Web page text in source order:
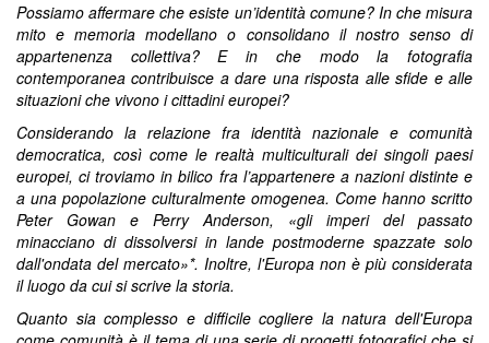
Possiamo affermare che esiste un’identità comune? In che misura
mito e memoria modellano o consolidano il nostro senso di
appartenenza collettiva? E in che modo la fotografia
contemporanea contribuisce a dare una risposta alle sfide e alle
situazioni che vivono i cittadini europei?
Considerando la relazione fra identità nazionale e comunità
democratica, così come le realtà multiculturali dei singoli paesi
europei, ci troviamo in bilico fra l’appartenere a nazioni distinte e
a una popolazione culturalmente omogenea. Come hanno scritto
Peter Gowan e Perry Anderson, «gli imperi del passato
minacciano di dissolversi in lande postmoderne spazzate solo
dall'ondata del mercato»*. Inoltre, l'Europa non è più considerata
il luogo da cui si scrive la storia.
Quanto sia complesso e difficile cogliere la natura dell'Europa